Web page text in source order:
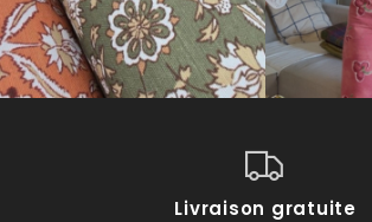
Livraison gratuite